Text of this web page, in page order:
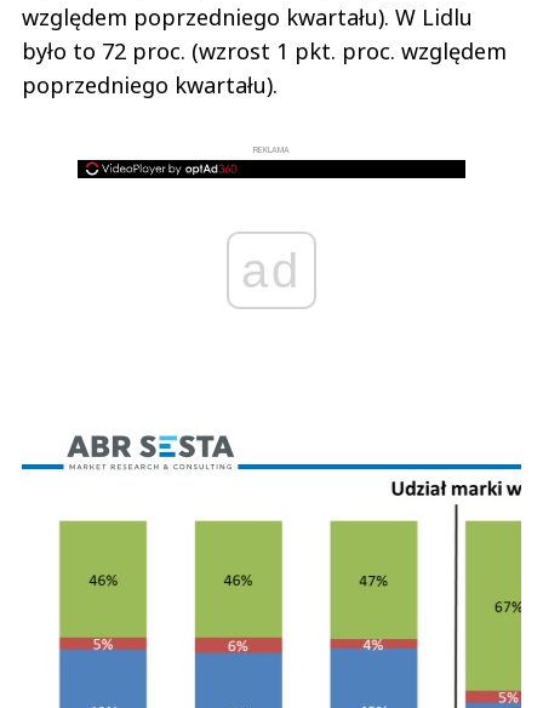
względem poprzedniego kwartału). W Lidlu
było to 72 proc. (wzrost 1 pkt. proc. względem
poprzedniego kwartału).
REKLAMA
ad